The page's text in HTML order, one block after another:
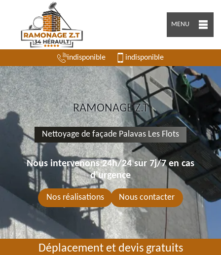
MENU
indisponible indisponible
RAMONAGE Z.T
Nettoyage de façade Palavas Les Flots
Nous intervenons 24h/24 sur 7j/7 en cas
d'urgence
Nos réalisations Nous contacter
Déplacement et devis gratuits